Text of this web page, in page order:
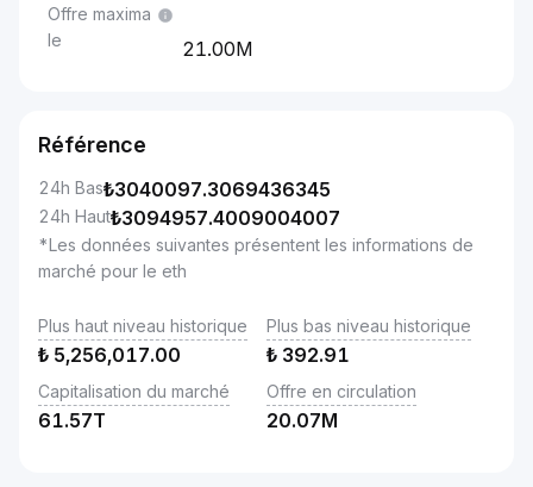
Offre maxima
le
21.00M
Référence
24h Bas₺3040097.3069436345
24h Haut₺3094957.4009004007
*Les données suivantes présentent les informations de
marché pour le eth
Plus haut niveau historique
₺ 5,256,017.00
Plus bas niveau historique
₺ 392.91
Capitalisation du marché
61.57T
Offre en circulation
20.07M